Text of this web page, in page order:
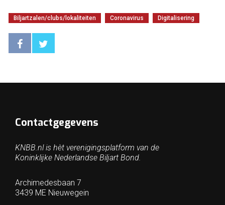
Biljartzalen/clubs/lokaliteiten Coronavirus Digitalisering
Contactgegevens
KNBB.nl is hèt verenigingsplatform van de
Koninklijke Nederlandse Biljart Bond.
Archimedesbaan 7
3439 ME Nieuwegein